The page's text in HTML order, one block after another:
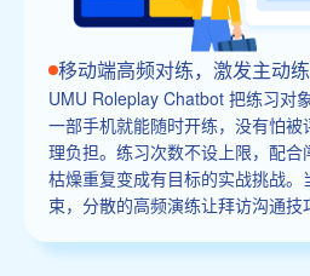
移动端高频对练，激发主动
UMU Roleplay Chatbot 把练习对
一部手机就能随时开练，没有怕
理负担。练习次数不设上限，配
枯燥重复变成有目标的实战挑战
束，分散的高频演练让拜访沟通技